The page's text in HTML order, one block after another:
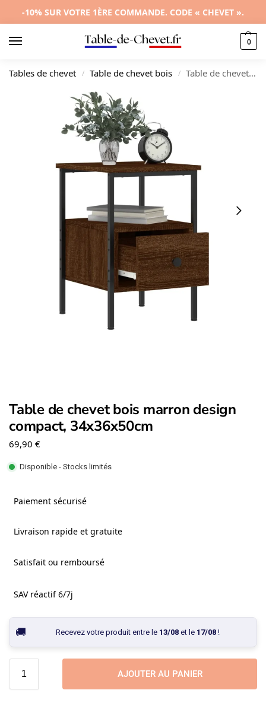
-10% SUR VOTRE 1ÈRE COMMANDE. CODE « CHEVET ».
0
Tables de chevet / Table de chevet bois / Table de chevet bois marron design compact, 34x36x50cm
Table de chevet bois marron design
compact, 34x36x50cm
69,90 €
Disponible - Stocks limités
Paiement sécurisé
Livraison rapide et gratuite
Satisfait ou remboursé
SAV réactif 6/7j
Recevez votre produit entre le 13/08et le 17/08!
AJOUTER AU PANIER